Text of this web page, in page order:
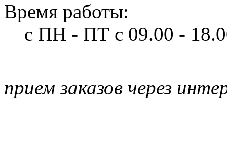
Время работы:
с ПН - ПТ с 09.00 -
прием заказов через